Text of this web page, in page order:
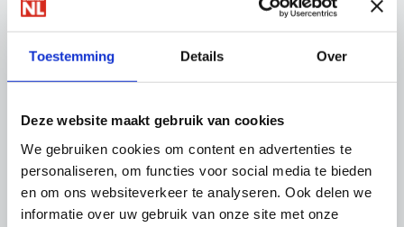
Toestemming Details Over
Deze website maakt gebruik van cookies
We gebruiken cookies om content en advertenties te
personaliseren, om functies voor social media te bieden
en om ons websiteverkeer te analyseren. Ook delen we
informatie over uw gebruik van onze site met onze
Ook jouw bedrijf kan stappen zetten richting
meer vitaliteit. Ontdek de mogelijkheden,
benut de beschikbare tools en ondersteuning
en vitaliteit van jouw team!
Hoe vitaal is Kim zelf?
“Ik eet gezond, loop ommetjes met de collega’s
van kantoor en sport en wandel in mijn vrije tijd. Ik